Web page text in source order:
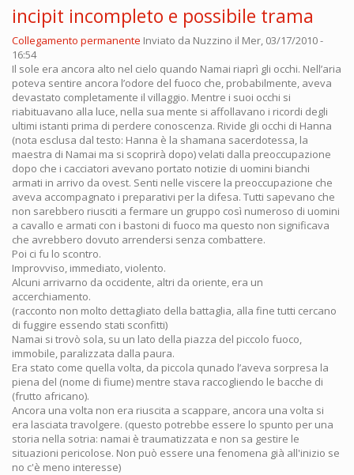
incipit incompleto e possibile trama
Collegamento permanente Inviato da Nuzzino il Mer, 03/17/2010 -
16:54
Il sole era ancora alto nel cielo quando Namai riaprì gli occhi. Nell’aria
poteva sentire ancora l’odore del fuoco che, probabilmente, aveva
devastato completamente il villaggio. Mentre i suoi occhi si
riabituavano alla luce, nella sua mente si affollavano i ricordi degli
ultimi istanti prima di perdere conoscenza. Rivide gli occhi di Hanna
(nota esclusa dal testo: Hanna è la shamana sacerdotessa, la
maestra di Namai ma si scoprirà dopo) velati dalla preoccupazione
dopo che i cacciatori avevano portato notizie di uomini bianchi
armati in arrivo da ovest. Senti nelle viscere la preoccupazione che
aveva accompagnato i preparativi per la difesa. Tutti sapevano che
non sarebbero riusciti a fermare un gruppo così numeroso di uomini
a cavallo e armati con i bastoni di fuoco ma questo non significava
che avrebbero dovuto arrendersi senza combattere.
Poi ci fu lo scontro.
Improvviso, immediato, violento.
Alcuni arrivarno da occidente, altri da oriente, era un
accerchiamento.
(racconto non molto dettagliato della battaglia, alla fine tutti cercano
di fuggire essendo stati sconfitti)
Namai si trovò sola, su un lato della piazza del piccolo fuoco,
immobile, paralizzata dalla paura.
Era stato come quella volta, da piccola qunado l’aveva sorpresa la
piena del (nome di fiume) mentre stava raccogliendo le bacche di
(frutto africano).
Ancora una volta non era riuscita a scappare, ancora una volta si
era lasciata travolgere. (questo potrebbe essere lo spunto per una
storia nella sotria: namai è traumatizzata e non sa gestire le
situazioni pericolose. Non può essere una fenomena già all'inizio se
no c'è meno interesse)